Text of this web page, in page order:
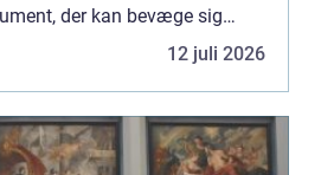
der kan bevæge sig
12 juli 2026